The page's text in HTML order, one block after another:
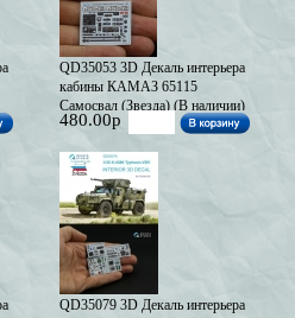
QD35053 3D Декаль интерьера
кабины КАМАЗ 65115
Самосвал (Звезда) (В наличии)
480.00р
QD35079 3D Декаль интерьера